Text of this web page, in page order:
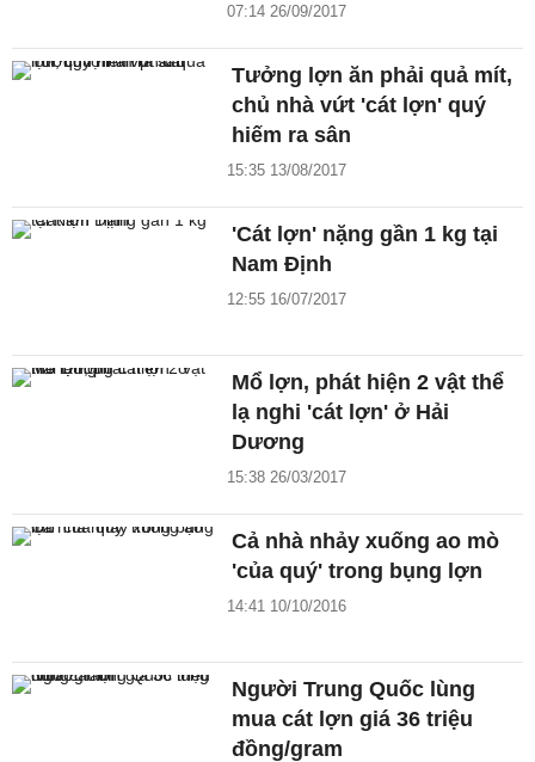
07:14 26/09/2017
Tưởng lợn ăn phải quả mít,
chủ nhà vứt 'cát lợn' quý
hiếm ra sân
15:35 13/08/2017
'Cát lợn' nặng gần 1 kg tại
Nam Định
12:55 16/07/2017
Mổ lợn, phát hiện 2 vật thể
lạ nghi 'cát lợn' ở Hải
Dương
15:38 26/03/2017
Cả nhà nhảy xuống ao mò
'của quý' trong bụng lợn
14:41 10/10/2016
Người Trung Quốc lùng
mua cát lợn giá 36 triệu
đồng/gram